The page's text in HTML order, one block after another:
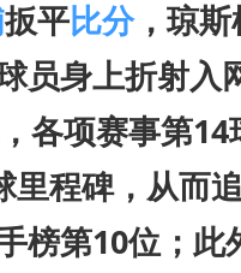
扳平比分，琼
员身上折射入
各项赛事第
里程碑，从而
榜第10位；此